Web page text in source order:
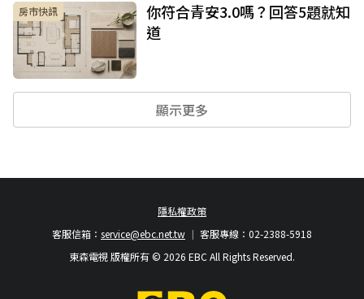
房市快訊
你符合青安3.0嗎？回答5題就知
道
顯示更多
隱私權政策
客服專線：02-2388-5918
客服信箱： service@ebc.net.tw
東森電視 版權所有 © 2026 EBC All Rights Reserved.